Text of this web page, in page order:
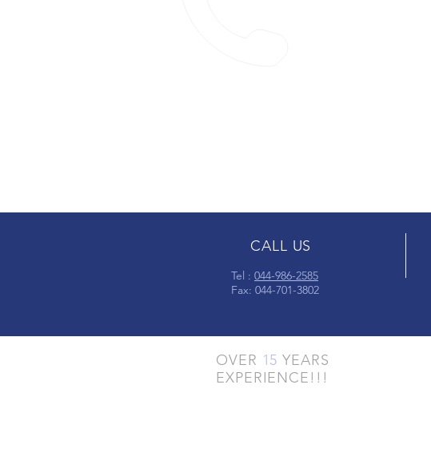
CALL US
Tel : 044-986-2585
Fax: 044-701-3802
OVER 15 YEARS
EXPERIENCE!!!